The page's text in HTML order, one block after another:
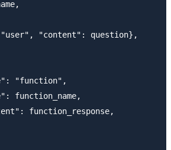
"content": question},
"function",
function_name,
function_response,